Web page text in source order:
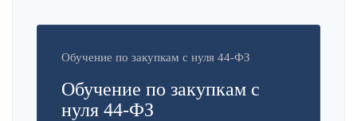
Обучение по закупкам с нуля 44-ФЗ
Обучение по закупкам с
нуля 44-ФЗ